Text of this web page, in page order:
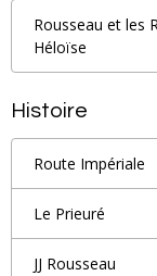
Rousseau et les
Héloïse
Histoire
Route Impériale
Le Prieuré
JJ Rousseau